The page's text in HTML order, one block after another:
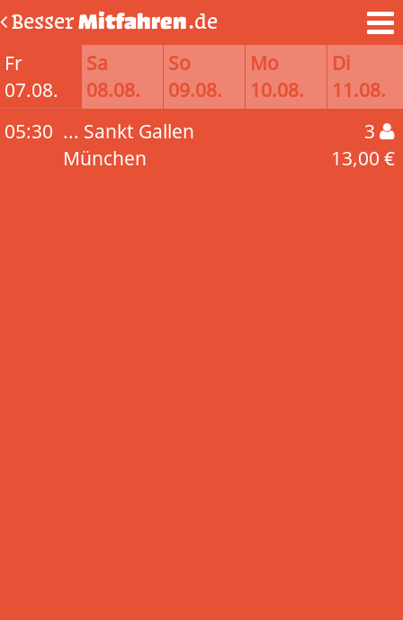
BesserMitfahren.de
Fr
07.08.
Sa
08.08.
So
09.08.
Mo
10.08.
Di
11.08.
05:30 ... Sankt Gallen
München
3
13,00 €